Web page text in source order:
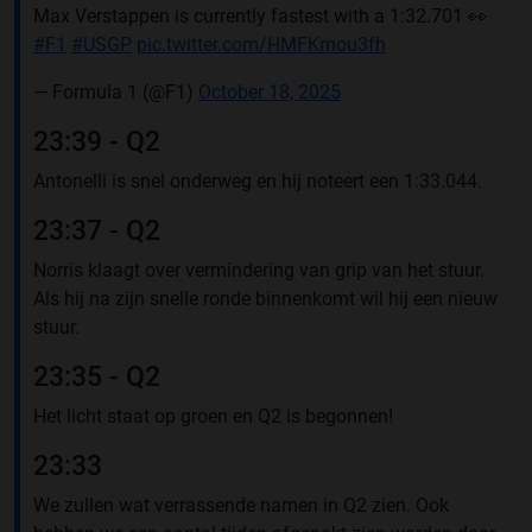
Max Verstappen is currently fastest with a 1:32.701 👀
#F1 #USGP pic.twitter.com/HMFKmou3fh
— Formula 1 (@F1) October 18, 2025
23:39 - Q2
Antonelli is snel onderweg en hij noteert een 1:33.044.
23:37 - Q2
Norris klaagt over vermindering van grip van het stuur.
Als hij na zijn snelle ronde binnenkomt wil hij een nieuw
stuur.
23:35 - Q2
Het licht staat op groen en Q2 is begonnen!
23:33
We zullen wat verrassende namen in Q2 zien. Ook